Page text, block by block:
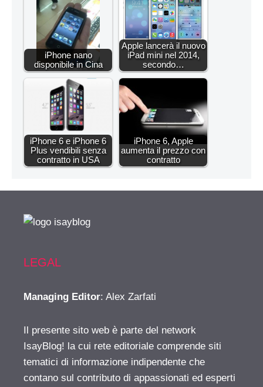
iPhone nano
disponibile in Cina
Apple lancerà il nuovo
iPad mini nel 2014,
secondo…
iPhone 6 e iPhone 6
Plus vendibili senza
contratto in USA
iPhone 6, Apple
aumenta il prezzo con
contratto
LEGAL
Managing Editor: Alex Zarfati
Il presente sito web è parte del network
IsayBlog! la cui rete editoriale comprende siti
tematici di informazione indipendente che
contano sul contributo di appassionati ed esperti